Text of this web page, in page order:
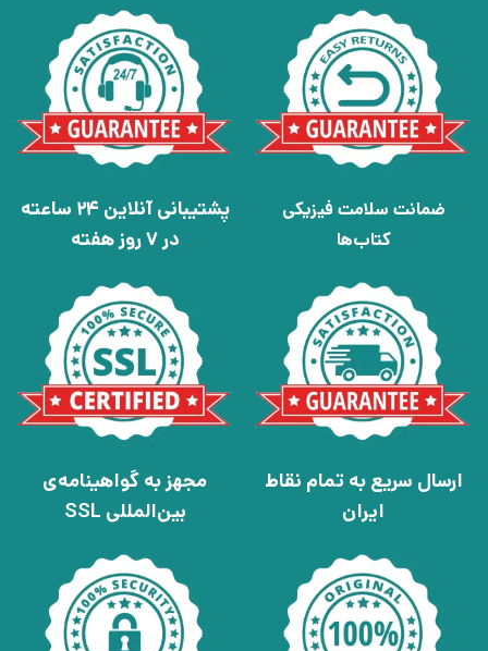
ضمانت سلامت فیزیکی
کتاب‌ها
پشتیبانی آنلاین 24 ساعته
در 7 روز هفته
ارسال سریع به تمام نقاط
ایران
مجهز به گواهینامه‌ی
بین‌المللی SSL